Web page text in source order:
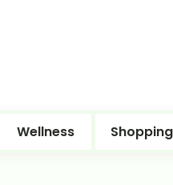
Wellness Shopping